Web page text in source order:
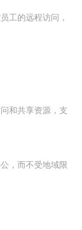
工的远程访问，
和共享资源，支
，而不受地域限